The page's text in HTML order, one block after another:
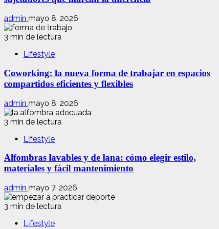
admin mayo 8, 2026
3 min de lectura
Lifestyle
Coworking: la nueva forma de trabajar en espacios
compartidos eficientes y flexibles
admin mayo 8, 2026
3 min de lectura
Lifestyle
Alfombras lavables y de lana: cómo elegir estilo,
materiales y fácil mantenimiento
admin mayo 7, 2026
3 min de lectura
Lifestyle